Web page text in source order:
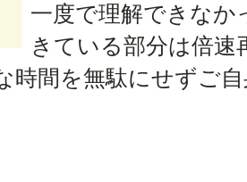
一度で理解できなか
きている部分は倍
時間を無駄にせずご